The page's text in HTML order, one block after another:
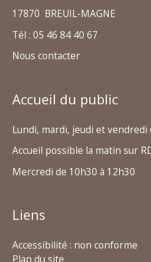
17870 BREUIL-MAGNE
Tél : 05 46 84 40 67
Nous contacter
Accueil du public
Lundi, mardi, jeudi et vendredi
Accueil possible la matin sur
Mercredi de 10h30 à 12h30
Liens
Accessibilité : non conforme
Plan du site